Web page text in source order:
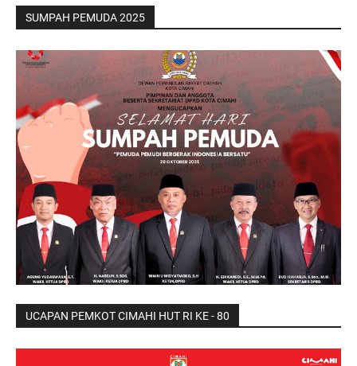
SUMPAH PEMUDA 2025
UCAPAN PEMKOT CIMAHI HUT RI KE - 80